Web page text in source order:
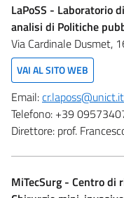
LaPoSS - Laboratorio
analisi di Politiche
Via Cardinale Dusmet,
VAI AL SITO WEB
Email:cr.laposs@unict.it
Telefono: +39
Direttore: prof.
MiTecSurg - Centro di